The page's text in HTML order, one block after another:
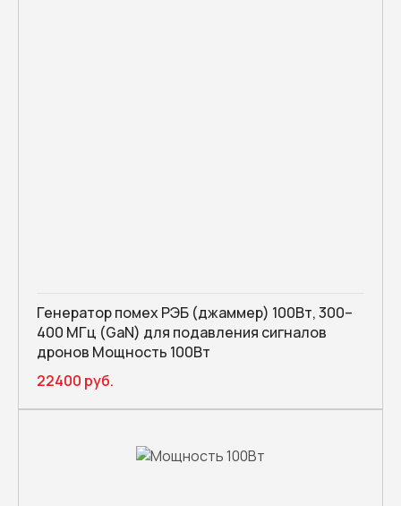
Генератор помех РЭБ (джаммер) 100Вт, 300–
400 МГц (GaN) для подавления сигналов
дронов Мощность 100Вт
22400 руб.